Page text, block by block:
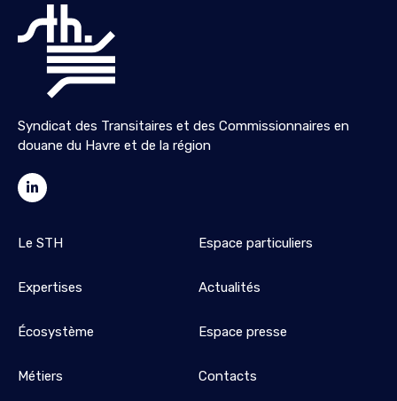
Syndicat des Transitaires et des Commissionnaires en
douane du Havre et de la région
Le STH
Expertises
Écosystème
Métiers
Espace particuliers
Actualités
Espace presse
Contacts